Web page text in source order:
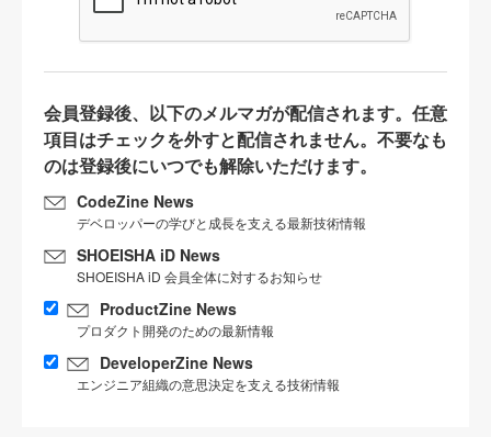
会員登録後、以下のメルマガが配信されます。任意
項目はチェックを外すと配信されません。不要なも
のは登録後にいつでも解除いただけます。
CodeZine News
デベロッパーの学びと成長を支える最新技術情報
SHOEISHA iD News
SHOEISHA iD 会員全体に対するお知らせ
ProductZine News
プロダクト開発のための最新情報
DeveloperZine News
エンジニア組織の意思決定を支える技術情報